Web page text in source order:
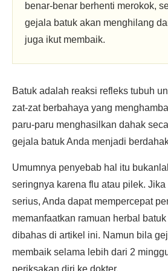
benar-benar berhenti merokok,
gejala batuk akan menghilang
juga ikut membaik.
Batuk adalah reaksi refleks tubuh
zat-zat berbahaya yang
paru-paru menghasilkan dahak
gejala batuk Anda menjadi
Umumnya penyebab hal itu
seringnya karena flu atau pilek.
serius, Anda dapat mempercepat
memanfaatkan ramuan herbal
dibahas di artikel ini. Namun bila
membaik selama lebih dari 2